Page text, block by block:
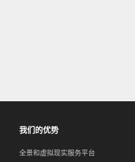
我们的优势
全景和虚拟现实服务平台